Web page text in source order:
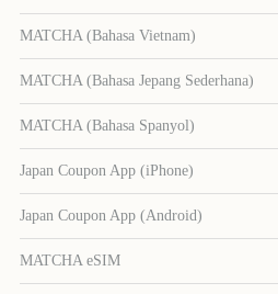
MATCHA (Bahasa Vietnam)
MATCHA (Bahasa Jepang Sederhana)
MATCHA (Bahasa Spanyol)
Japan Coupon App (iPhone)
Japan Coupon App (Android)
MATCHA eSIM